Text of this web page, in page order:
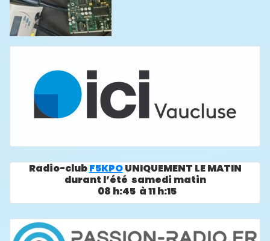
Radio-clubF5KPOUNIQUEMENT LE MATIN
durant l’été samedi matin
08 h:45 à 11 h:15